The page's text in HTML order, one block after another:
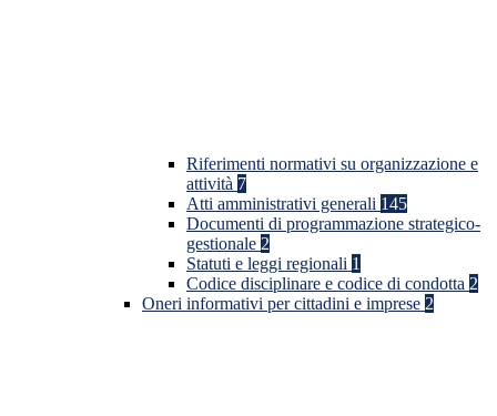
Riferimenti normativi su organizzazione e
attività 7
Atti amministrativi generali 145
Documenti di programmazione strategico-
gestionale 2
Statuti e leggi regionali 1
Codice disciplinare e codice di condotta 2
Oneri informativi per cittadini e imprese 2